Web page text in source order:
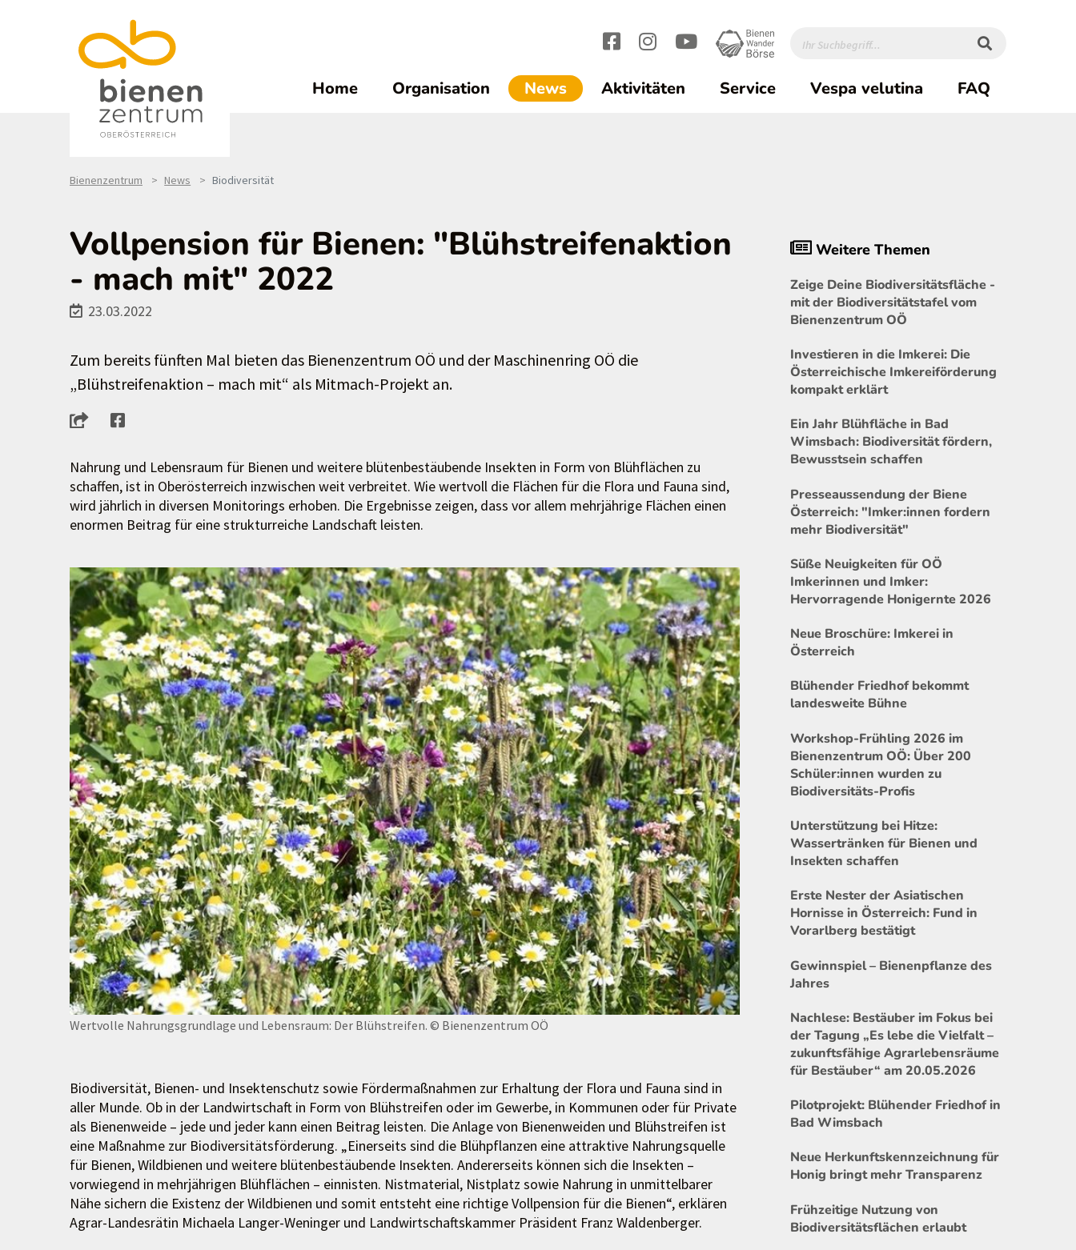
Home Organisation News(current)1
Aktivitäten Service Vespa velutina FAQ
Bienenzentrum News Biodiversität
Vollpension für Bienen: "Blühstreifenaktion
- mach mit" 2022
23.03.2022
Zum bereits fünften Mal bieten das Bienenzentrum OÖ und der Maschinenring OÖ die
„Blühstreifenaktion – mach mit“ als Mitmach-Projekt an.
Nahrung und Lebensraum für Bienen und weitere blütenbestäubende Insekten in Form von Blühflächen zu
schaffen, ist in Oberösterreich inzwischen weit verbreitet. Wie wertvoll die Flächen für die Flora und Fauna sind,
wird jährlich in diversen Monitorings erhoben. Die Ergebnisse zeigen, dass vor allem mehrjährige Flächen einen
enormen Beitrag für eine strukturreiche Landschaft leisten.
Wertvolle Nahrungsgrundlage und Lebensraum: Der Blühstreifen. © Bienenzentrum OÖ
Biodiversität, Bienen- und Insektenschutz sowie Fördermaßnahmen zur Erhaltung der Flora und Fauna sind in
aller Munde. Ob in der Landwirtschaft in Form von Blühstreifen oder im Gewerbe, in Kommunen oder für Private
als Bienenweide – jede und jeder kann einen Beitrag leisten. Die Anlage von Bienenweiden und Blühstreifen ist
eine Maßnahme zur Biodiversitätsförderung. „Einerseits sind die Blühpflanzen eine attraktive Nahrungsquelle
für Bienen, Wildbienen und weitere blütenbestäubende Insekten. Andererseits können sich die Insekten –
vorwiegend in mehrjährigen Blühflächen – einnisten. Nistmaterial, Nistplatz sowie Nahrung in unmittelbarer
Nähe sichern die Existenz der Wildbienen und somit entsteht eine richtige Vollpension für die Bienen“, erklären
Agrar-Landesrätin Michaela Langer-Weninger und Landwirtschaftskammer Präsident Franz Waldenberger.
Weitere Themen
Zeige Deine Biodiversitätsfläche -
mit der Biodiversitätstafel vom
Bienenzentrum OÖ
Investieren in die Imkerei: Die
Österreichische Imkereiförderung
kompakt erklärt
Ein Jahr Blühfläche in Bad
Wimsbach: Biodiversität fördern,
Bewusstsein schaffen
Presseaussendung der Biene
Österreich: "Imker:innen fordern
mehr Biodiversität"
Süße Neuigkeiten für OÖ
Imkerinnen und Imker:
Hervorragende Honigernte 2026
Neue Broschüre: Imkerei in
Österreich
Blühender Friedhof bekommt
landesweite Bühne
Workshop-Frühling 2026 im
Bienenzentrum OÖ: Über 200
Schüler:innen wurden zu
Biodiversitäts-Profis
Unterstützung bei Hitze:
Wassertränken für Bienen und
Insekten schaffen
Erste Nester der Asiatischen
Hornisse in Österreich: Fund in
Vorarlberg bestätigt
Gewinnspiel – Bienenpflanze des
Jahres
Nachlese: Bestäuber im Fokus bei
der Tagung „Es lebe die Vielfalt –
zukunftsfähige Agrarlebensräume
für Bestäuber“ am 20.05.2026
Pilotprojekt: Blühender Friedhof in
Bad Wimsbach
Neue Herkunftskennzeichnung für
Honig bringt mehr Transparenz
Frühzeitige Nutzung von
Biodiversitätsflächen erlaubt